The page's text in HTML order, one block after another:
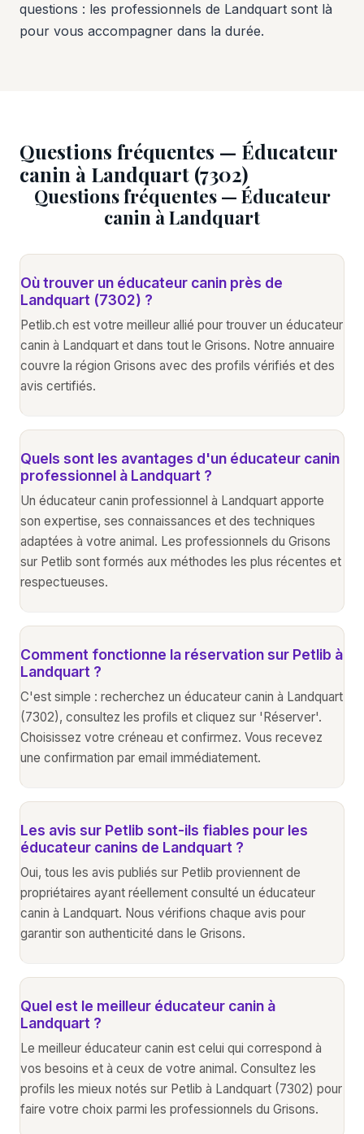
questions : les professionnels de Landquart sont là
pour vous accompagner dans la durée.
Questions fréquentes — Éducateur
canin à Landquart (7302)
Questions fréquentes — Éducateur
canin à Landquart
Où trouver un éducateur canin près de
Landquart (7302) ?
Petlib.ch est votre meilleur allié pour trouver un éducateur
canin à Landquart et dans tout le Grisons. Notre annuaire
couvre la région Grisons avec des profils vérifiés et des
avis certifiés.
Quels sont les avantages d'un éducateur canin
professionnel à Landquart ?
Un éducateur canin professionnel à Landquart apporte
son expertise, ses connaissances et des techniques
adaptées à votre animal. Les professionnels du Grisons
sur Petlib sont formés aux méthodes les plus récentes et
respectueuses.
Comment fonctionne la réservation sur Petlib à
Landquart ?
C'est simple : recherchez un éducateur canin à Landquart
(7302), consultez les profils et cliquez sur 'Réserver'.
Choisissez votre créneau et confirmez. Vous recevez
une confirmation par email immédiatement.
Les avis sur Petlib sont-ils fiables pour les
éducateur canins de Landquart ?
Oui, tous les avis publiés sur Petlib proviennent de
propriétaires ayant réellement consulté un éducateur
canin à Landquart. Nous vérifions chaque avis pour
garantir son authenticité dans le Grisons.
Quel est le meilleur éducateur canin à
Landquart ?
Le meilleur éducateur canin est celui qui correspond à
vos besoins et à ceux de votre animal. Consultez les
profils les mieux notés sur Petlib à Landquart (7302) pour
faire votre choix parmi les professionnels du Grisons.